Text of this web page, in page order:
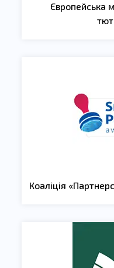
Європейська
Коаліція